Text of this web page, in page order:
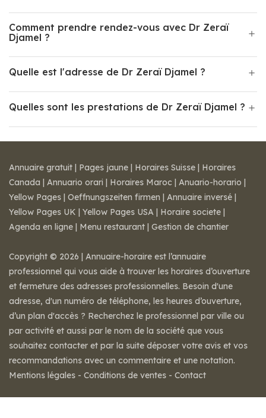
Comment prendre rendez-vous avec Dr Zeraï
Djamel ?
Quelle est l'adresse de Dr Zeraï Djamel ?
Quelles sont les prestations de Dr Zeraï Djamel ?
Annuaire gratuit | Pages jaune | Horaires Suisse | Horaires
Canada | Annuario orari | Horaires Maroc | Anuario-horario |
Yellow Pages | Oeffnungszeiten firmen | Annuaire inversé |
Yellow Pages UK | Yellow Pages USA | Horaire societe |
Agenda en ligne | Menu restaurant | Gestion de chantier
Copyright © 2026 | Annuaire-horaire est l’annuaire
professionnel qui vous aide à trouver les horaires d’ouverture
et fermeture des adresses professionnelles. Besoin d'une
adresse, d'un numéro de téléphone, les heures d’ouverture,
d’un plan d'accès ? Recherchez le professionnel par ville ou
par activité et aussi par le nom de la société que vous
souhaitez contacter et par la suite déposer votre avis et vos
recommandations avec un commentaire et une notation.
Mentions légales - Conditions de ventes - Contact